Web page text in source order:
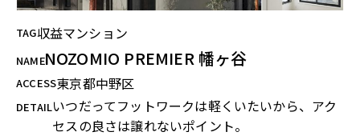
TAG収益マンション
NAMENOZOMIO PREMIER 幡ヶ谷
ACCESS東京都中野区
DETAILいつだってフットワークは軽くいたいから、アク
セスの良さは譲れないポイント。